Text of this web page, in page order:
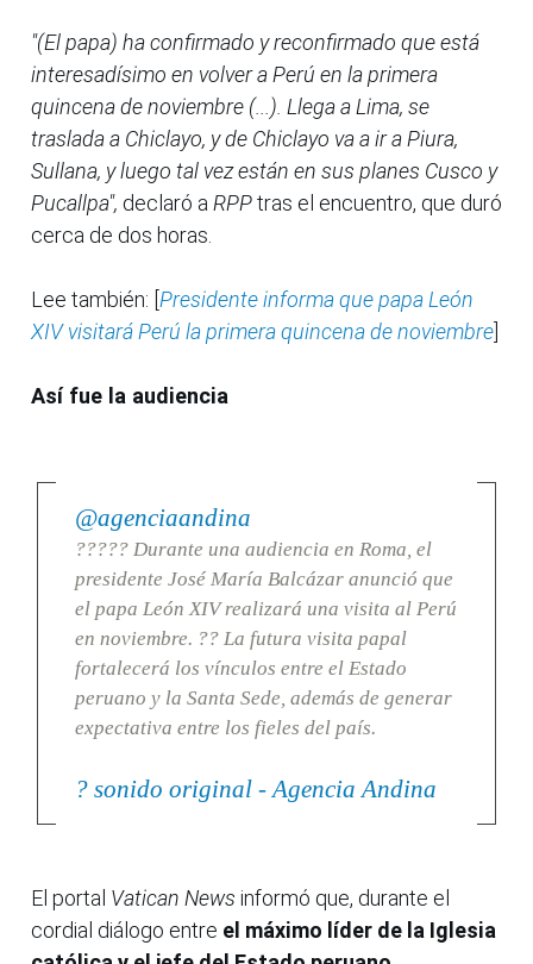
"(El papa) ha confirmado y reconfirmado que está
interesadísimo en volver a Perú en la primera
quincena de noviembre (...). Llega a Lima, se
traslada a Chiclayo, y de Chiclayo va a ir a Piura,
Sullana, y luego tal vez están en sus planes Cusco y
Pucallpa", declaró aRPPtras el encuentro, que duró
cerca de dos horas.
Lee también: [ Presidente informa que papa León
XIV visitará Perú la primera quincena de noviembre
Así fue la audiencia
@agenciaandina
????? Durante una audiencia en Roma, el
presidente José María Balcázar anunció que
el papa León XIV realizará una visita al Perú
en noviembre. ?? La futura visita papal
fortalecerá los vínculos entre el Estado
peruano y la Santa Sede, además de generar
expectativa entre los fieles del país.
? sonido original - Agencia Andina
El portal Vatican News informó que, durante el
cordial diálogo entre el máximo líder de la Iglesia